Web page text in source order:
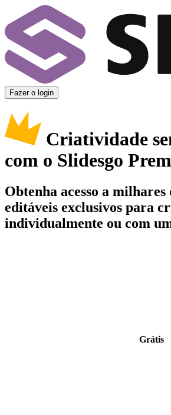
Fazer o login
Criatividade
com o Slidesgo
Obtenha acesso a milhares
editáveis exclusivos para
individualmente ou com
Grátis